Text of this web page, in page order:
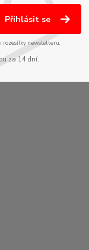
Přihlásit se
rozesílky newsletteru.
za 14 dní.